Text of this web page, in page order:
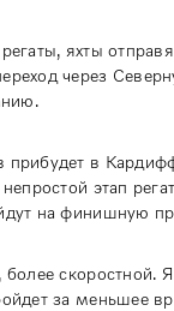
яхты
через
в
этап
на финишную
за меньшее